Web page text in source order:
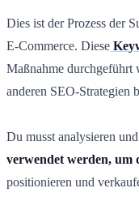
Dies ist der Prozess der
E-Commerce. Diese
Maßnahme durchgeführt
anderen SEO-Strategien
Du musst analysieren
verwendet werden, um
positionieren und